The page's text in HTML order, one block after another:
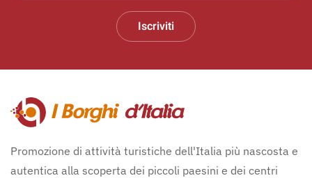
Iscriviti
Promozione di attività turistiche dell'Italia più nascosta e
autentica alla scoperta dei piccoli paesini e dei centri